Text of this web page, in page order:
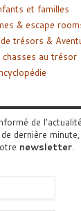
et familles
& escape
trésors &
au trésor
de
dernière
newsletter.